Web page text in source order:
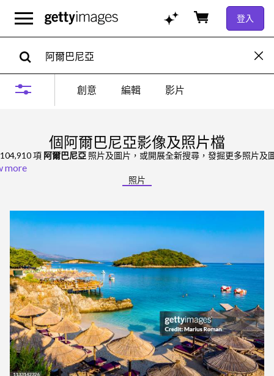
登入
創意 編輯 影片
個阿爾巴尼亞影像及照片檔
項 阿爾巴尼亞照片及圖片，或開展全新搜尋，發掘更多照片及
more
照片